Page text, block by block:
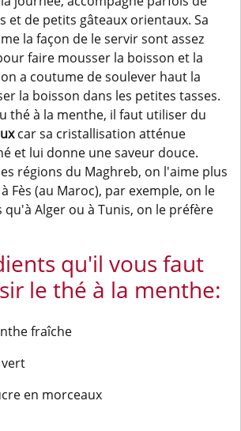
et de petits gâteaux orientaux. Sa
la façon de le servir sont assez
faire mousser la boisson et la
a coutume de soulever haut la
la boisson dans les petites tasses.
thé à la menthe, il faut utiliser du
car sa cristallisation atténue
et lui donne une saveur douce.
régions du Maghreb, on l'aime plus
Fès (au Maroc), par exemple, on le
Alger ou à Tunis, on le préfère
qu'il vous faut
le thé à la menthe:
fraîche
vert
en morceaux